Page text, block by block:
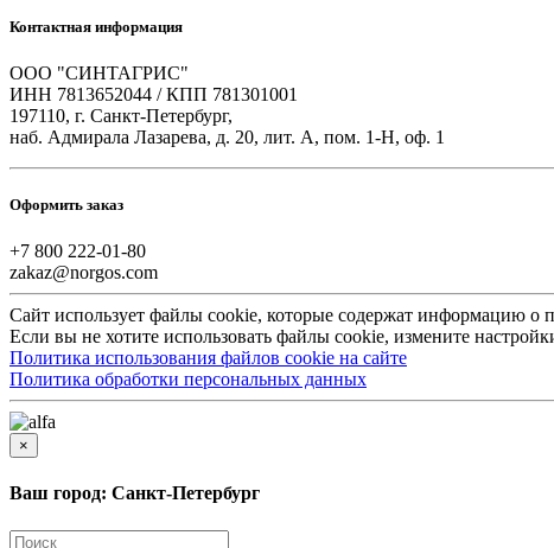
Контактная информация
ООО "СИНТАГРИС"
ИНН 7813652044 / КПП 781301001
197110, г. Санкт-Петербург,
наб. Адмирала Лазарева, д. 20, лит. А, пом. 1-Н, оф. 1
Оформить заказ
+7 800 222-01-80
zakaz@norgos.com
Сайт использует файлы cookie, которые содержат информацию о
Если вы не хотите использовать файлы cookie, измените
Политика использования файлов cookie на сайте
Политика обработки персональных данных
×
Ваш город: Санкт-Петербург